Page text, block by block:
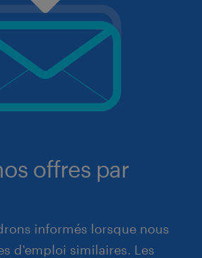
offres par
informés lorsque nous
d'emploi similaires. Les